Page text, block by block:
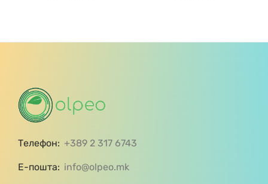
Телефон: +389 2 317 6743
Е-пошта: info@olpeo.mk